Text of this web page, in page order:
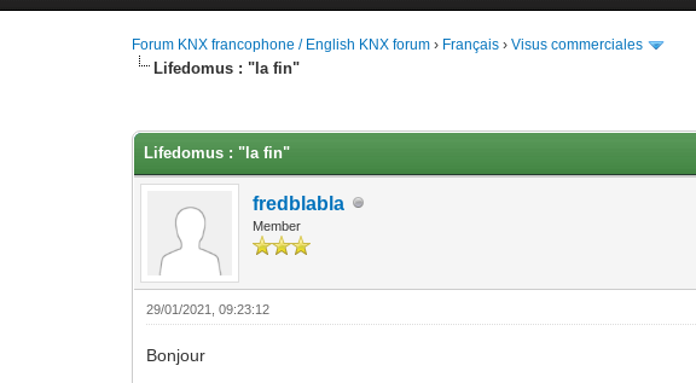
Forum KNX francophone / English KNX forum › Français ›Visus commerciales
Lifedomus : "la fin"
Lifedomus : "la fin"
fredblabla
Member
29/01/2021, 09:23:12
Bonjour